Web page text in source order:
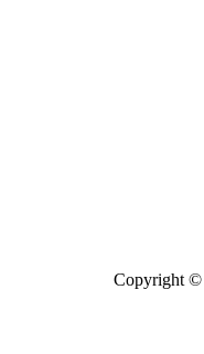
Copyright ©